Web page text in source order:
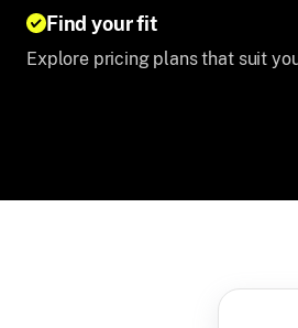
Find your fit
Explore pricing plans that suit